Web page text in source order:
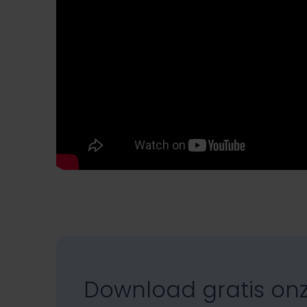
Download gratis